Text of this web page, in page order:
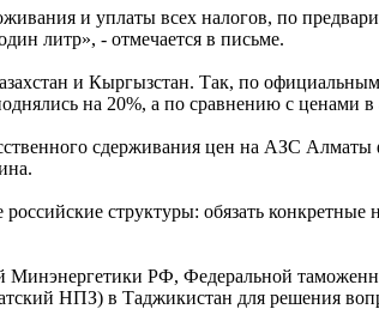
и уплаты всех налогов, по
литр», - отмечается в письме.
и Кыргызстан. Так, по
на 20%, а по сравнению с ценами в
сдерживания цен на АЗС
структуры: обязать
Минэнергетики РФ, Федеральной
НПЗ) в Таджикистан для решения